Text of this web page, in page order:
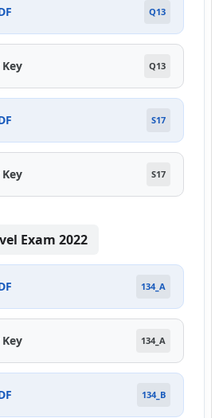
Q13
Q13
S17
S17
Exam 2022
134_A
134_A
134_B